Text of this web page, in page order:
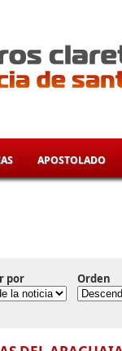
APOSTOLADO
por Orden